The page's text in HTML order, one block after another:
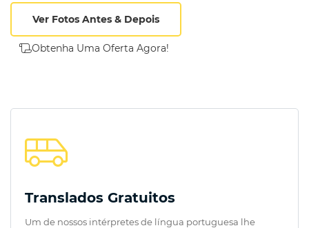
Ver Fotos Antes & Depois
Obtenha Uma Oferta Agora!
Translados Gratuitos
Um de nossos intérpretes de língua portuguesa lhe